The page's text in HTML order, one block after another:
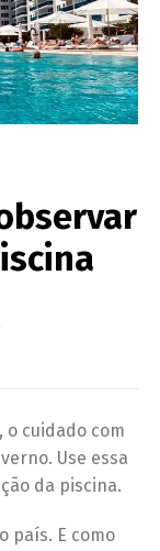
o cuidado com
Use essa
da piscina.
país. E como